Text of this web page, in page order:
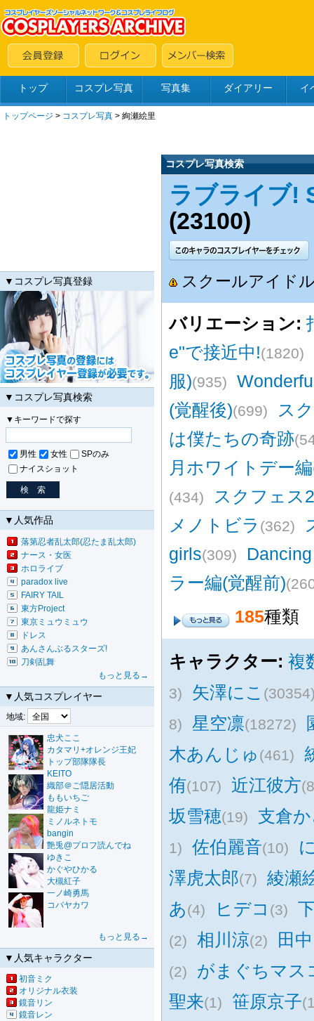
トップ コスプレ写真 写真集 ダイアリー イ
トップページ > コスプレ写真 > 絢瀬絵里
▼コスプレ写真登録
▼コスプレ写真検索
▼キーワードで探す
男性 女性
SPのみ
ナイスショット
▼人気作品
落第忍者乱太郎(忍たま乱太郎)
ナース・女医
ホロライブ
paradox live
FAIRY TAIL
東方Project
東京ミュウミュウ
ドレス
あんさんぶるスターズ!
刀剣乱舞
もっと見る→
▼人気コスプレイヤー
地域:
忠犬ここ
カタマリ+オレンジ王妃
トップ部隊隊長
KEITO
織部＠ご隠居活動
ももいちご
龍姫ナミ
ミノルネトモ
bangin
艶兎@プロフ読んでね
ゆきこ
かぐやひかる
大槻紅子
一ノ崎勇馬
コバヤカワ
もっと見る→
▼人気キャラクター
初音ミク
オリジナル衣装
鏡音リン
鏡音レン
コスプレ写真検索
ラブライブ!
(23100)
スクールアイド
バリエーション:
e"で接近中!(1820)
服)(935)
(覚醒後)(699)
ス
は僕たちの奇跡
月ホワイトデー
(434)
スクフェス
メノトビラ (362)
girls(309)
ラー編(覚醒前)
185種類
キャラクター: 複
3) 矢澤にこ
8)
星空凛(18272)
木あんじゅ (461)
侑(107) 近江彼方
坂雪穂(19) 支倉
1) 佐伯麗音(10)
澤虎太郎(7)
綾瀬
あ(4) ヒデコ (3)
(2) 相川涼(2) 田
(2)
がまぐちマス
聖来(1) 笹原京子